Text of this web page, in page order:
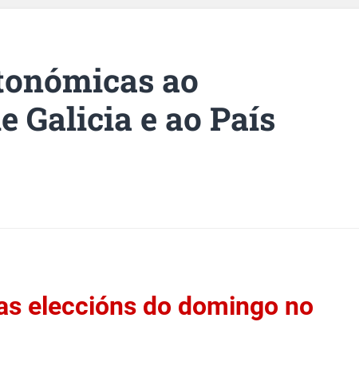
ao
Galicia e ao País
eleccións do domingo no